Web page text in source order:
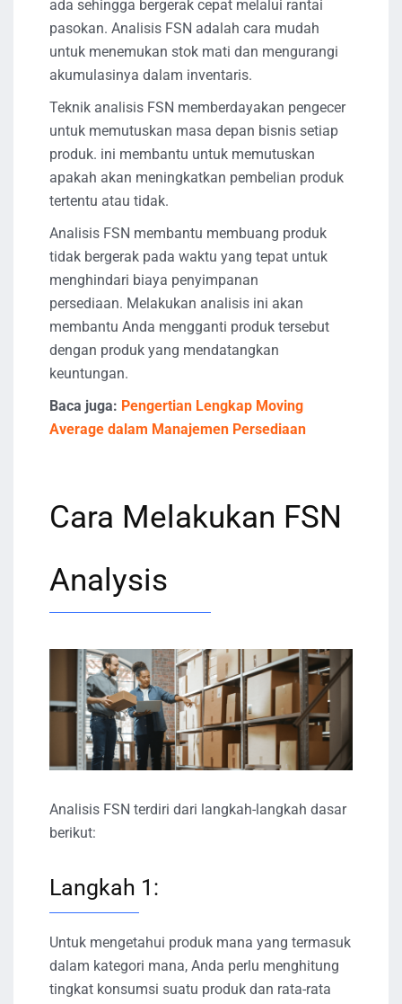
ada sehingga bergerak cepat melalui rantai
pasokan. Analisis FSN adalah cara mudah
untuk menemukan stok mati dan mengurangi
akumulasinya dalam inventaris.
Teknik analisis FSN memberdayakan pengecer
untuk memutuskan masa depan bisnis setiap
produk. ini membantu untuk memutuskan
apakah akan meningkatkan pembelian produk
tertentu atau tidak.
Analisis FSN membantu membuang produk
tidak bergerak pada waktu yang tepat untuk
menghindari biaya penyimpanan
persediaan. Melakukan analisis ini akan
membantu Anda mengganti produk tersebut
dengan produk yang mendatangkan
keuntungan.
Baca juga: Pengertian Lengkap Moving
Average dalam Manajemen Persediaan
Cara Melakukan FSN
Analysis
Analisis FSN terdiri dari langkah-langkah dasar
berikut:
Langkah 1:
Untuk mengetahui produk mana yang termasuk
dalam kategori mana, Anda perlu menghitung
tingkat konsumsi suatu produk dan rata-rata